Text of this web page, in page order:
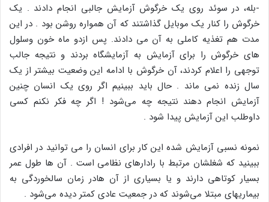
-بله، در سوئد روی یک خرگوش آزمایش جالبی انجام دادند . یک
خرگوش را کنار یک موبایل گذاشتند که آن همواره روشن بود . در این
مدت هم تغذیه کاملی به آن می دادند. پس ازدو ماه خون وسلول
های خرگوش را برای آزمایش به آزمایشگاه بردند و نتیجه جالب
توجهی را اعلام کردند، آن خرگوش با ادامه این وضعیت بیشتر از یک
سال زنده نمی ماند . حال باید ببینیم اگر روی یک انسان چنین
آزمایش انجام دهند نتیجه چه می‌شود ! اگر چه فکر نکنم کسی
داوطلب این آزمایش پیدا شود .
نمونه نسبی آزمایش شده این کار برای انسان را می توانید در افرادی
ببینید که شغلشان مرتبط با رادارهای نظامی است . آن ها طول عمر
بسیار کوتاهی دارند و یا بسیاری از آن هادر زمان سالخوردگی به
بیماریهای مبتلا می‌شوند که در جمعیت عادی کمتر دیده می‌شود .